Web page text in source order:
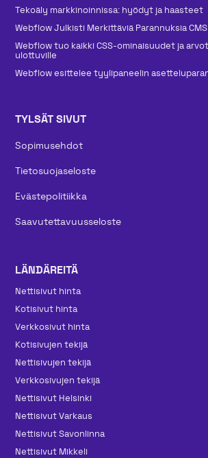
Tekoäly markkinoinnissa: hyödyt ja haasteet
Webflow Julkisti Merkittäviä Parannuksia CMS
Webflow tuo kaikki CSS-ominaisuudet ja
ulottuville
Webflow esittelee tyylipaneelin
TYLSÄT SIVUT
Sopimusehdot
Tietosuojaseloste
Evästepolitiikka
Saavutettavuusseloste
LÄNDÄREITÄ
Nettisivut hinta
Kotisivut hinta
Verkkosivut hinta
Kotisivujen tekijä
Nettisivujen tekijä
Verkkosivujen tekijä
Nettisivut Helsinki
Nettisivut Varkaus
Nettisivut Savonlinna
Nettisivut Mikkeli